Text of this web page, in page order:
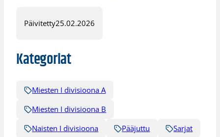
Päivitetty25.02.2026
Kategoriat
Miesten I divisioona A
Miesten I divisioona B
Naisten I divisioona
Pääjuttu Sarjat